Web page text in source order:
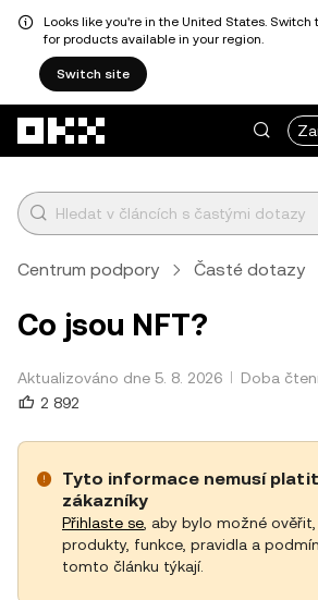
Looks like you're in the United States.
for products available in your region.
Switch site
Centrum podpory Časté dotazy
Co jsou NFT?
Aktualizováno dne 5. 8. 2026
Doba
2 892
Tyto informace nemusí
zákazníky
Přihlaste se , aby bylo možné
produkty, funkce, pravidla a
tomto článku týkají.